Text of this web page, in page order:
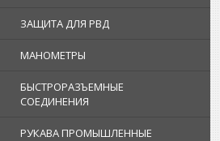
ЗАЩИТА ДЛЯ РВД
МАНОМЕТРЫ
БЫСТРОРАЗЪЕМНЫЕ
СОЕДИНЕНИЯ
РУКАВА ПРОМЫШЛЕННЫЕ